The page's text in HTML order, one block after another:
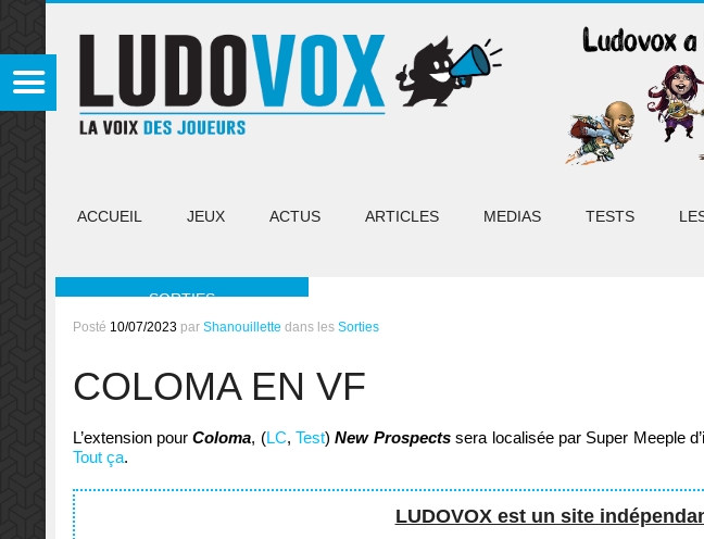
ACCUEIL JEUX ACTUS ARTICLES MEDIAS TESTS
SORTIES
Posté 10/07/2023 par Shanouillette dans les Sorties
COLOMA EN VF
L’extension pourColoma, (LC,Test)New Prospectssera localisée par Super Meeple
Tout ça.
LUDOVOX est un site